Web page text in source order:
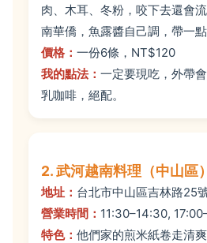
肉、木耳、冬粉，咬下去還會
南華僑，魚露醬自己調，帶一點
價格： 一份6條，NT$120
我的點法： 一定要現吃，外帶
乳咖啡，絕配。
2. 武河越南料理（中山區）
地址： 台北市中山區吉林路25
營業時間： 11:30–14:30,
特色： 他們家的煎米紙卷走清